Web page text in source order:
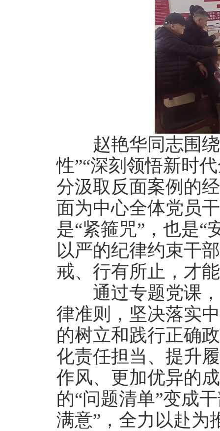
赵艳华同志围绕“
性”“深刻领悟新时
分汲取反面案例的
面为中心全体党员
是“紧箍咒”，也是“
以严的纪律约束干
戒、行有所止，才
通过专题党课，
律准则，坚决落实
的树立和践行正确
化责任担当、提升
作风、更加优异的
的“问题清单”变成
满意”，全力以赴为